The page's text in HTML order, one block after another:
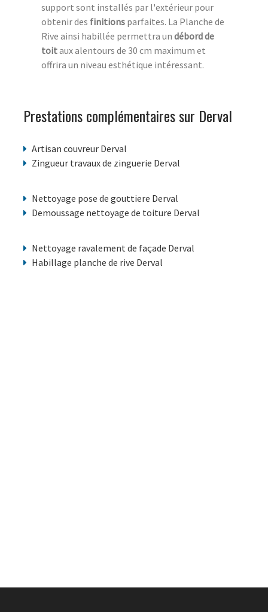
support sont installés par l'extérieur pour
obtenir des finitions parfaites. La Planche de
Rive ainsi habillée permettra un débord de
toitaux alentours de 30 cm maximum et
offrira un niveau esthétique intéressant.
Prestations complémentaires sur Derval
Artisan couvreur Derval
Zingueur travaux de zinguerie Derval
Nettoyage pose de gouttiere Derval
Demoussage nettoyage de toiture Derval
Nettoyage ravalement de façade Derval
Habillage planche de rive Derval